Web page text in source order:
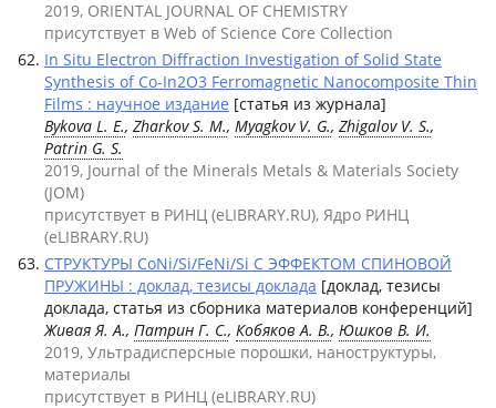
2019, ORIENTAL JOURNAL OF CHEMISTRY
присутствует в Web of Science Core Collection
In Situ Electron Diffraction Investigation of Solid State
Synthesis of Co-In2O3 Ferromagnetic Nanocomposite Thin
Films : научное издание [статья из журнала]
Bykova L. E., Zharkov S. M., Myagkov V. G., Zhigalov V. S.,
Patrin G. S.
2019, Journal of the Minerals Metals & Materials Society
(JOM)
присутствует в РИНЦ (eLIBRARY.RU), Ядро РИНЦ
(eLIBRARY.RU)
СТРУКТУРЫ CoNi/Si/FeNi/Si С ЭФФЕКТОМ СПИНОВОЙ
ПРУЖИНЫ : доклад, тезисы доклада [доклад, тезисы
доклада, статья из сборника материалов конференций]
Живая Я. А., Патрин Г. С., Кобяков А. В., Юшков В. И.
2019, Ультрадисперсные порошки, наноструктуры,
материалы
присутствует в РИНЦ (eLIBRARY.RU)